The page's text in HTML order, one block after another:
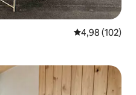
Keskmine
4,98 (102)